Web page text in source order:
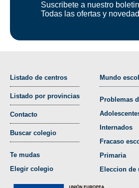
Suscribete a nuestro
Todas las ofertas y
Listado de centros
Listado por provincias
Contacto
Buscar colegio
Te mudas
Elegir colegio
Mundo
Problemas
Internados
Fracaso
Primaria
Eleccion de